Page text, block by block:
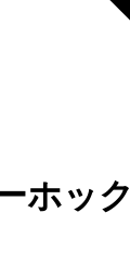
ホック